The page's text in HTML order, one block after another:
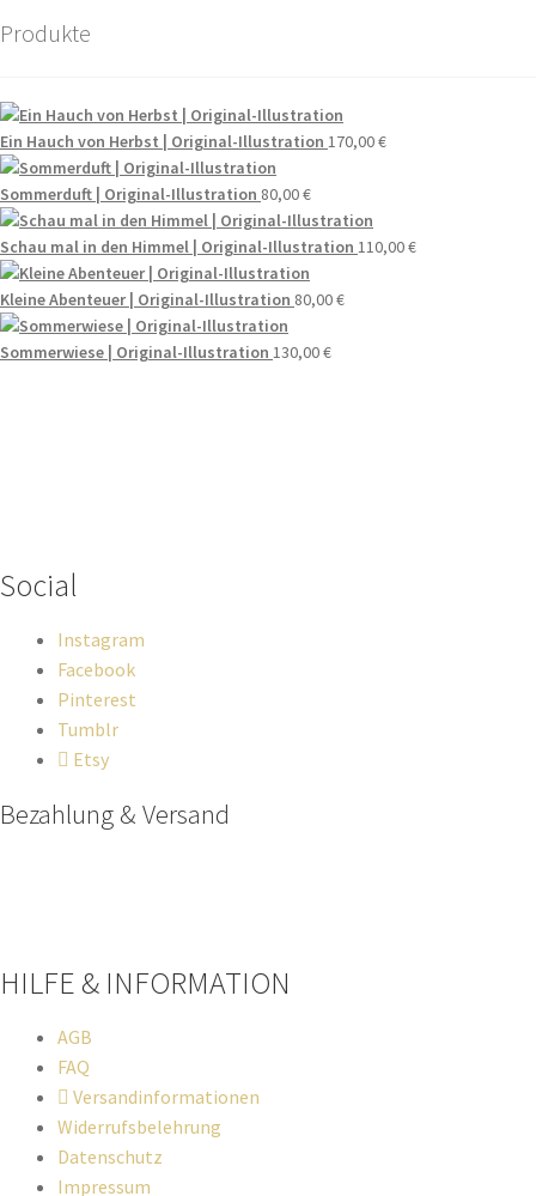
Produkte
Ein Hauch von Herbst | Original-Illustration 170,00€
Sommerduft | Original-Illustration 80,00€
Schau mal in den Himmel | Original-Illustration 110,00€
Kleine Abenteuer | Original-Illustration 80,00€
Sommerwiese | Original-Illustration 130,00€
Social
Instagram
Facebook
Pinterest
Tumblr
Etsy
Bezahlung & Versand
HILFE & INFORMATION​
AGB
FAQ
Versandinformationen
Widerrufsbelehrung
Datenschutz
Impressum